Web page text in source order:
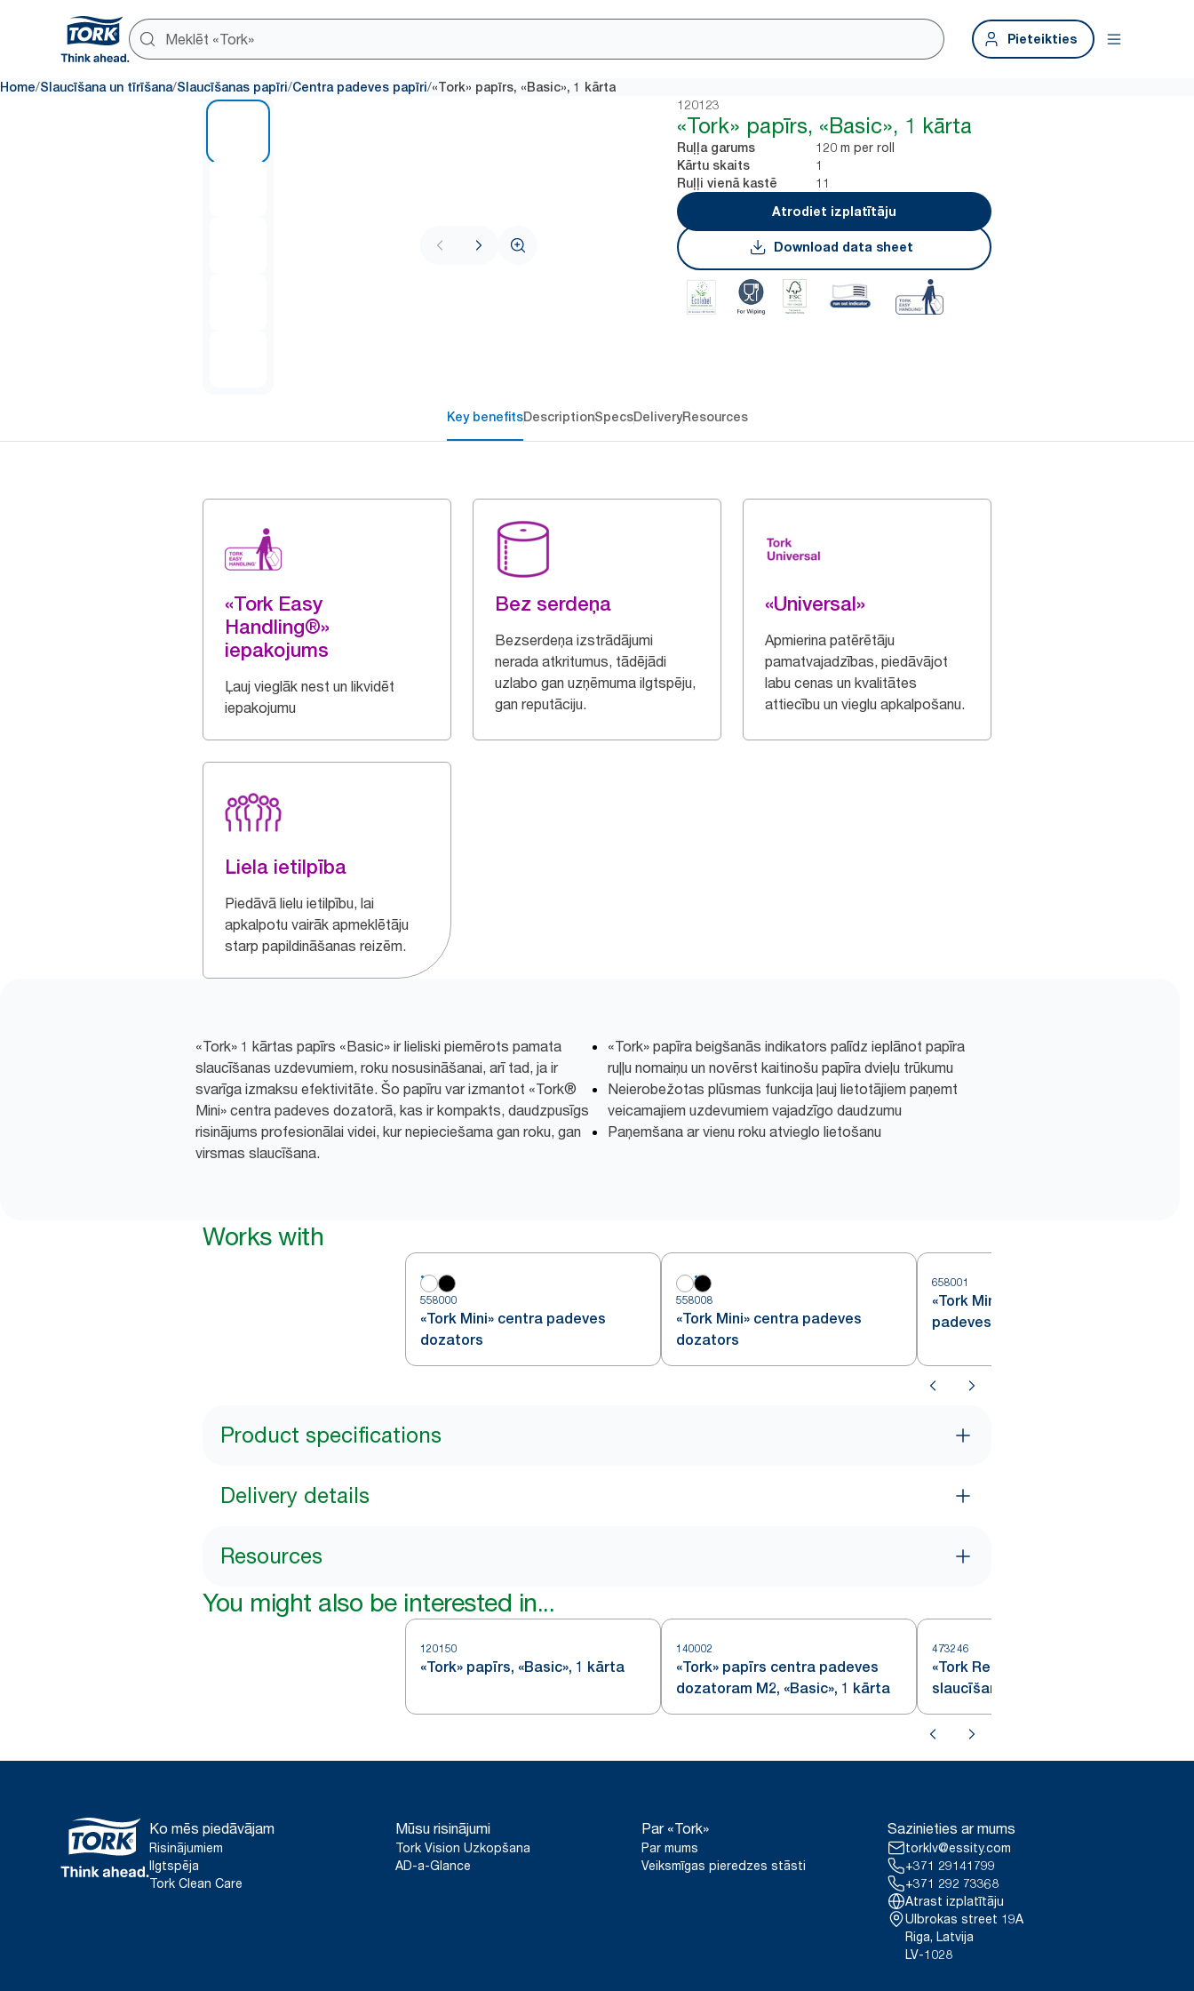
Pieteikties
Home/Slaucīšana un tīrīšana/Slaucīšanas papīri/Centra padeves papīri/«Tork» papīrs, «Basic», 1 kārta
120123
«Tork» papīrs, «Basic», 1 kārta
Ruļļa garums 120 m per roll
Kārtu skaits 1
Ruļļi vienā kastē
11
Atrodiet izplatītāju
Download data sheet
Key benefitsDescriptionSpecsDeliveryResources
«Tork Easy
Handling®»
iepakojums
Ļauj vieglāk nest un likvidēt
iepakojumu
Bez serdeņa
Bezserdeņa izstrādājumi
nerada atkritumus, tādējādi
uzlabo gan uzņēmuma ilgtspēju,
gan reputāciju.
«Universal»
Apmierina patērētāju
pamatvajadzības, piedāvājot
labu cenas un kvalitātes
attiecību un vieglu apkalpošanu.
Liela ietilpība
Piedāvā lielu ietilpību, lai
apkalpotu vairāk apmeklētāju
starp papildināšanas reizēm.
«Tork» 1 kārtas papīrs «Basic» ir lieliski piemērots pamata
slaucīšanas uzdevumiem, roku nosusināšanai, arī tad, ja ir
svarīga izmaksu efektivitāte. Šo papīru var izmantot «Tork®
Mini» centra padeves dozatorā, kas ir kompakts, daudzpusīgs
risinājums profesionālai videi, kur nepieciešama gan roku, gan
virsmas slaucīšana.
«Tork» papīra beigšanās indikators palīdz ieplānot papīra
ruļļu nomaiņu un novērst kaitinošu papīra dvieļu trūkumu
Neierobežotas plūsmas funkcija ļauj lietotājiem paņemt
veicamajiem uzdevumiem vajadzīgo daudzumu
Paņemšana ar vienu roku atvieglo lietošanu
Works with
558000
«Tork Mini» centra padeves
dozators
558008
«Tork Mini» centra padeves
dozators
658001
«Tork Mini» pārnesamā centra
padeves dozatora sākuma
Product specifications
Delivery details
Resources
You might also be interested in...
120150
«Tork» papīrs, «Basic», 1 kārta
140002
«Tork» papīrs centra padeves
dozatoram M2, «Basic», 1 kārta
473246
«Tork Reflex™» papīrs
slaucīšanai
Ko mēs piedāvājam
Risinājumiem
Ilgtspēja
Tork Clean Care
Mūsu risinājumi
Tork Vision Uzkopšana
AD-a-Glance
Par «Tork»
Par mums
Veiksmīgas pieredzes stāsti
Sazinieties ar mums
torklv@essity.com
+371 29141799
+371 292 73368
Atrast izplatītāju
Ulbrokas street 19A
Riga, Latvija
LV-1028